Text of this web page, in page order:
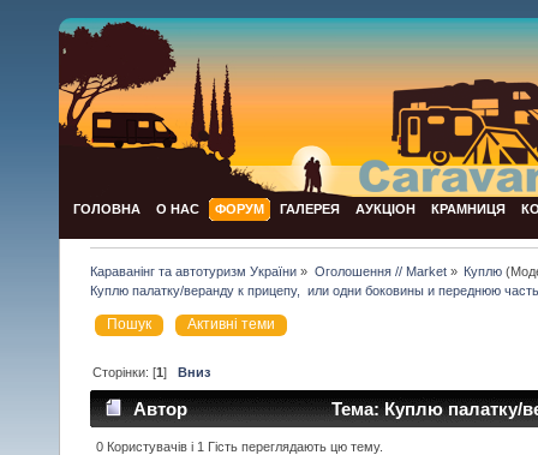
ГОЛОВНА О НАС ФОРУМ ГАЛЕРЕЯ АУКЦІОН КРАМНИЦЯ
Караванінг та автотуризм України » Оголошення // Market» Куплю
Куплю палатку/веранду к прицепу,  или одни боковины и переднюю
Пошук Активні теми
Сторінки: [1]Вниз
Автор
Тема: Куплю палатку/
(Прочитано 15299 раз)
0 Користувачів і 1 Гість переглядають цю тему.